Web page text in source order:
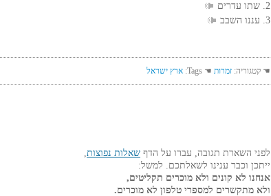
2. שתו עדרים
3. עננו השבב
☚ קטגוריה: זמרות ☚ Tags: ארץ ישראל
לפני השארת תגובה, עברו על הדף שאלות נפוצות,
ייתכן וכבר ענינו לשאלתכם. למשל:
אנחנו לא קונים ולא מוכרים תקליטים,
ולא מתקשרים למספרי טלפון לא מוכרים.